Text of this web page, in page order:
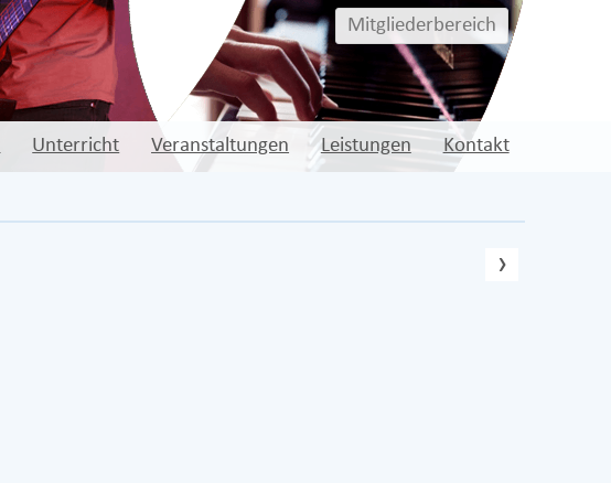
Mitgliederbereich
Unterricht Veranstaltungen Leistungen Kontakt
›